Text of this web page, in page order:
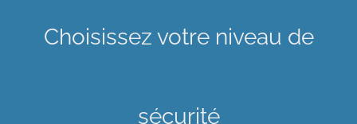
Choisissez votre niveau de
sécurité